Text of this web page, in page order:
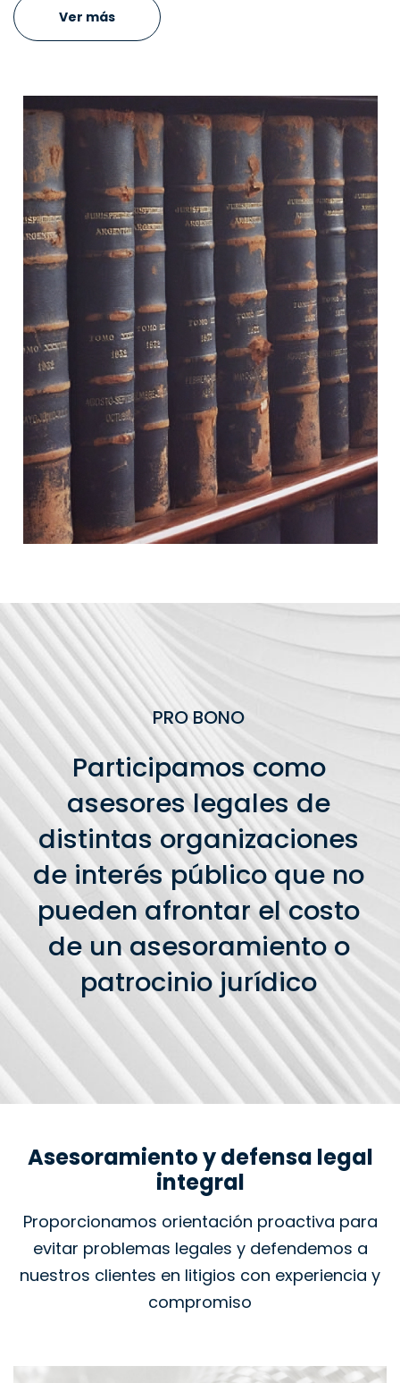
Ver más
PRO BONO
Participamos como
asesores legales de
distintas organizaciones
de interés público que no
pueden afrontar el costo
de un asesoramiento o
patrocinio jurídico
Asesoramiento y defensa legal
integral
Proporcionamos orientación proactiva para
evitar problemas legales y defendemos a
nuestros clientes en litigios con experiencia y
compromiso